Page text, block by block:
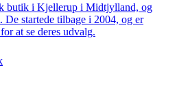
butik i Kjellerup i Midtjylland, og
De startede tilbage i 2004, og er
at se deres udvalg.